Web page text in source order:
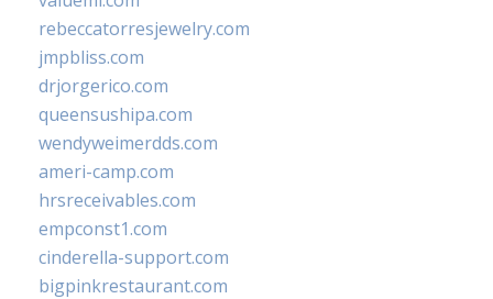
rebeccatorresjewelry.com
jmpbliss.com
drjorgerico.com
queensushipa.com
wendyweimerdds.com
ameri-camp.com
hrsreceivables.com
empconst1.com
cinderella-support.com
bigpinkrestaurant.com